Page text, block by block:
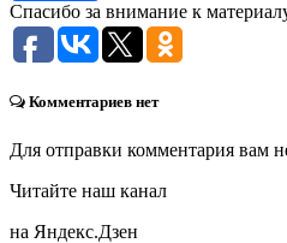
Спасибо за внимание к
Комментариев нет
Для отправки комментария вам
Читайте наш канал
на Яндекс.Дзен